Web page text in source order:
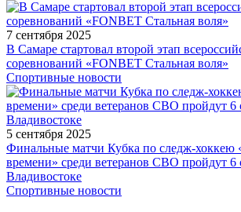
7 сентября 2025
В Самаре стартовал второй этап
соревнований «FONBET Стальная воля»
Спортивные новости
5 сентября 2025
Финальные матчи Кубка по следж-хоккею
времени» среди ветеранов СВО пройдут 6
Владивостоке
Спортивные новости